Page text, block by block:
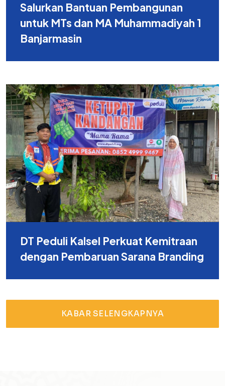
Salurkan Bantuan Pembangunan
untuk MTs dan MA Muhammadiyah 1
Banjarmasin
DT Peduli Kalsel Perkuat Kemitraan
dengan Pembaruan Sarana Branding
KABAR SELENGKAPNYA